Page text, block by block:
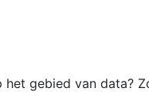
het gebied van data?